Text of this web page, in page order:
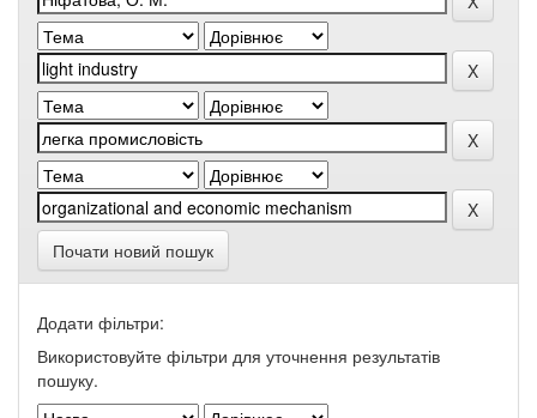
Почати новий пошук
Додати фільтри:
Використовуйте фільтри для уточнення результатів
пошуку.